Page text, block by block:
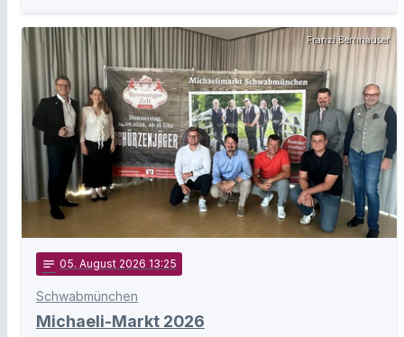
Franzi Bernhauser
notes 05. August 2026 13:25
Schwabmünchen
Michaeli-Markt 2026